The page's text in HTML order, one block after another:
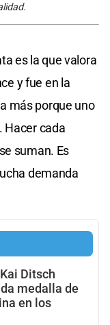
es la que valora
y fue en la
más porque uno
Hacer cada
suman. Es
demanda
Ditsch
medalla de
en los